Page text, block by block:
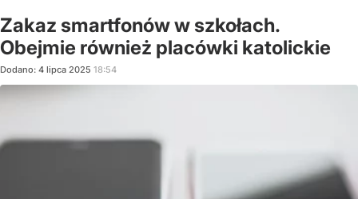
Zakaz smartfonów w szkołach.
Obejmie również placówki katolickie
Dodano: 4 lipca 2025 18:54